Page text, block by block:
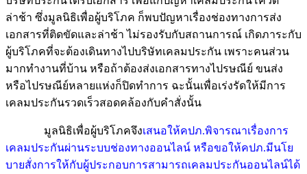
ล่าช้า ซึ่งมูลนิธิเพื่อผู้บริโภค ก็พบปัญหาเรื่องช่องทางการส่ง
เอกสารที่ติดขัดและล่าช้า ไม่รองรับกับสถานการณ์ เกิดภาระกับ
ผู้บริโภคที่จะต้องเดินทางไปบริษัทเคลมประกัน เพราะคนส่วน
มากทำงานที่บ้าน หรือถ้าต้องส่งเอกสารทางไปรษณีย์ ขนส่ง
หรือไปรษณีย์หลายแห่งก็ปิดทำการ ฉะนั้นเพื่อเร่งรัดให้มีการ
เคลมประกันรวดเร็วสอดคล้องกับคำสั่งนั้น
มูลนิธิเพื่อผู้บริโภคจึงเสนอให้คปภ.พิจารณาเรื่องการ
เคลมประกันผ่านระบบช่องทางออนไลน์ หรือขอให้คปภ.มีนโย
บายสั่งการให้กับผู้ประกอบการสามารถเคลมประกันออนไลน์ได้